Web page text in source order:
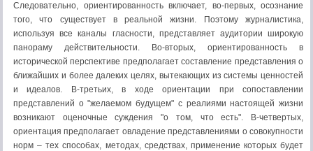
Следовательно, ориентированность включает, во-первых, осознание
того, что существует в реальной жизни. Поэтому журналистика,
используя все каналы гласности, представляет аудитории широкую
панораму действительности. Во-вторых, ориентированность в
исторической перспективе предполагает составление представления о
ближайших и более далеких целях, вытекающих из системы ценностей
и идеалов. В-третьих, в ходе ориентации при сопоставлении
представлений о "желаемом будущем" с реалиями настоящей жизни
возникают оценочные суждения "о том, что есть". В-четвертых,
ориентация предполагает овладение представлениями о совокупности
норм – тех способах, методах, средствах, применение которых будет